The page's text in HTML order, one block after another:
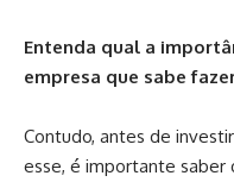
Entenda qual a
empresa que sabe
Contudo, antes de
esse, é importante